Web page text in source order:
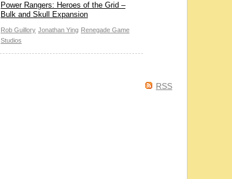
Power Rangers: Heroes of the Grid –
Bulk and Skull Expansion
Rob Guillory Jonathan Ying Renegade Game
Studios
RSS